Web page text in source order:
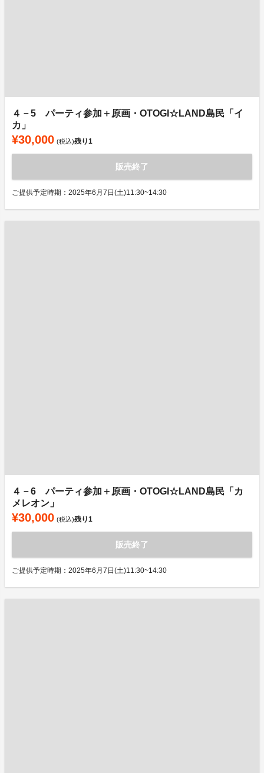
４－5 パーティ参加＋原画・OTOGI☆LAND島民「イ
カ」
¥30,000 (税込)残り1
販売終了
ご提供予定時期：2025年6月7日(土)11:30~14:30
４－6 パーティ参加＋原画・OTOGI☆LAND島民「カ
メレオン」
¥30,000 (税込)残り1
販売終了
ご提供予定時期：2025年6月7日(土)11:30~14:30